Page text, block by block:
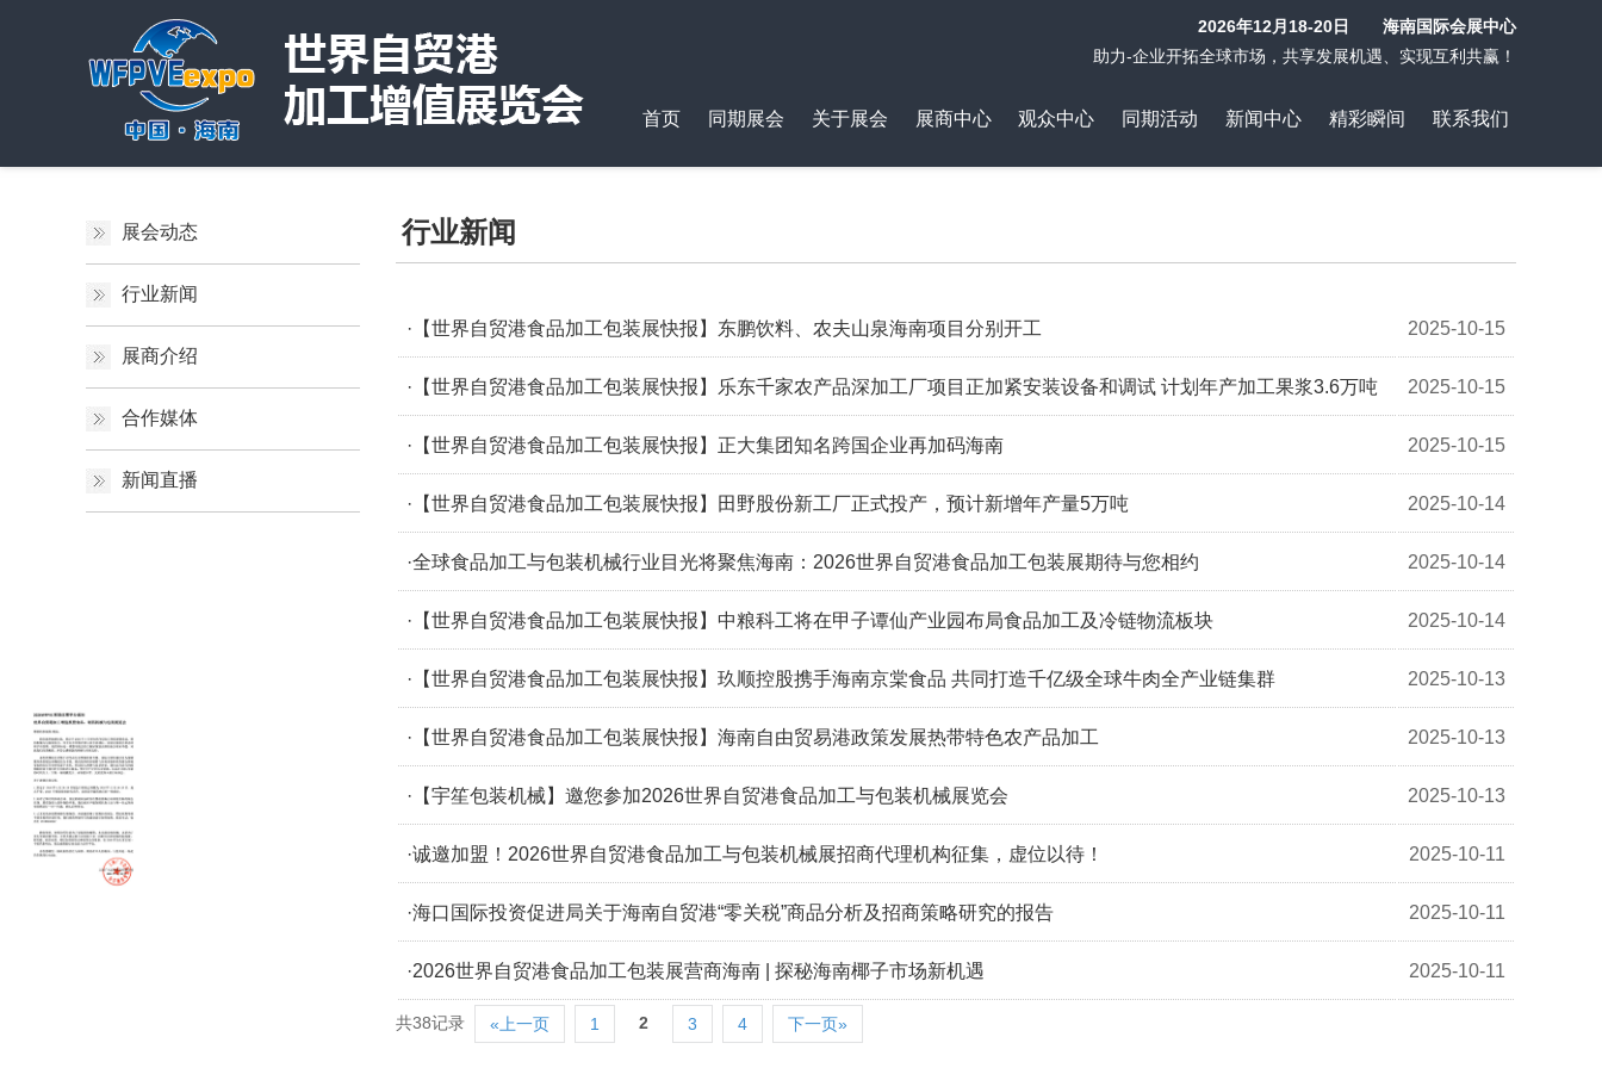
2026年12月18-20日 海南国际会展中心
助力-企业开拓全球市场，共享发展机遇、实现互利共赢！
首页 同期展会 关于展会 展商中心 观众中心 同期活动 新闻中心 精彩瞬间 联系我们
展会动态
行业新闻
展商介绍
合作媒体
新闻直播
行业新闻
·【世界自贸港食品加工包装展快报】东鹏饮料、农夫山泉海南项目分别开工 2025-10-15
·【世界自贸港食品加工包装展快报】乐东千家农产品深加工厂项目正加紧安装设备和调试 计划年产加工果浆3.6万吨 2025-10-15
·【世界自贸港食品加工包装展快报】正大集团知名跨国企业再加码海南 2025-10-15
·【世界自贸港食品加工包装展快报】田野股份新工厂正式投产，预计新增年产量5万吨 2025-10-14
·全球食品加工与包装机械行业目光将聚焦海南：2026世界自贸港食品加工包装展期待与您相约 2025-10-14
·【世界自贸港食品加工包装展快报】中粮科工将在甲子谭仙产业园布局食品加工及冷链物流板块 2025-10-14
·【世界自贸港食品加工包装展快报】玖顺控股携手海南京棠食品 共同打造千亿级全球牛肉全产业链集群 2025-10-13
·【世界自贸港食品加工包装展快报】海南自由贸易港政策发展热带特色农产品加工 2025-10-13
·【宇笙包装机械】邀您参加2026世界自贸港食品加工与包装机械展览会 2025-10-13
·诚邀加盟！2026世界自贸港食品加工与包装机械展招商代理机构征集，虚位以待！ 2025-10-11
·海口国际投资促进局关于海南自贸港“零关税”商品分析及招商策略研究的报告 2025-10-11
·2026世界自贸港食品加工包装展营商海南 | 探秘海南椰子市场新机遇 2025-10-11
共38记录 «上一页 1 2 3 4 下一页»